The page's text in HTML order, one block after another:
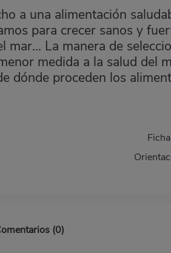
a una alimentación
para crecer sanos y
mar... La manera de
medida a la salud del
dónde proceden los
(0)